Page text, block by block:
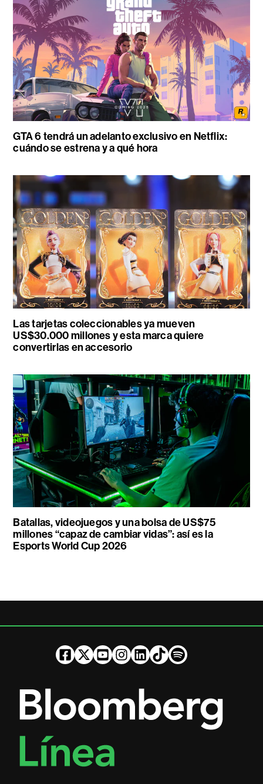
GTA 6 tendrá un adelanto exclusivo en Netflix:
cuándo se estrena y a qué hora
Las tarjetas coleccionables ya mueven
US$30.000 millones y esta marca quiere
convertirlas en accesorio
Batallas, videojuegos y una bolsa de US$75
millones “capaz de cambiar vidas”: así es la
Esports World Cup 2026